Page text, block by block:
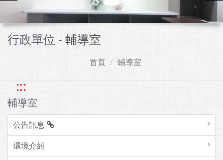
行政單位 - 輔導室
首頁 輔導室
:::
輔導室
公告訊息
環境介紹